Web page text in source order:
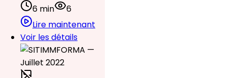
6 min
6
Lire maintenant
Voir les détails